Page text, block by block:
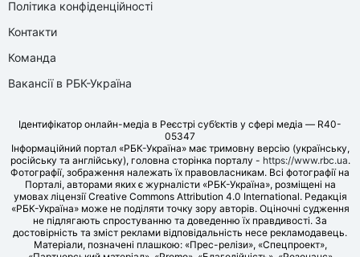
Політика конфіденційності
Контакти
Команда
Вакансії в РБК-Україна
Ідентифікатор онлайн-медіа в Реєстрі суб’єктів у сфері медіа — R40-
05347
Інформаційний портал «РБК-Україна» має тримовну версію (українську,
російську та англійську), головна сторінка порталу - https://www.rbc.ua.
Фотографії, зображення належать їх правовласникам. Всі фотографії на
Порталі, авторами яких є журналісти «РБК-Україна», розміщені на
умовах ліцензії Creative Commons Attribution 4.0 International. Редакція
«РБК-Україна» може не поділяти точку зору авторів. Оціночні судження
не підлягають спростуванню та доведенню їх правдивості. За
достовірність та зміст реклами відповідальність несе рекламодавець.
Матеріали, позначені плашкою: «Прес-релізи», «Спецпроект»,